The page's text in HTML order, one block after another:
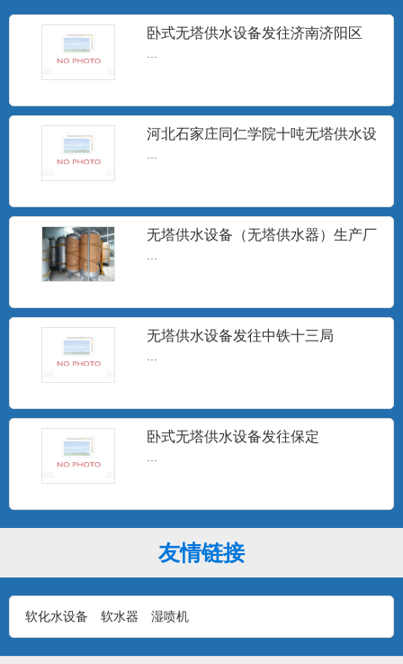
高频电子水处理器
高频电子水处理仪是一种采用物理方法进
定压补水装置
...
10T无塔供水设备
1T无塔供水设备
...
卧式无塔供水设备发往济南济阳区
...
河北石家庄同仁学院十吨无塔供水设
...
无塔供水设备（无塔供水器）生产厂
...
无塔供水设备发往中铁十三局
...
卧式无塔供水设备发往保定
...
友情链接
软化水设备 软水器 湿喷机